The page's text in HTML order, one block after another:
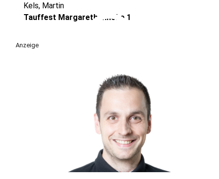
play_circle
Kels, Martin
Tauffest Margarethenhöhe 1
Anzeige